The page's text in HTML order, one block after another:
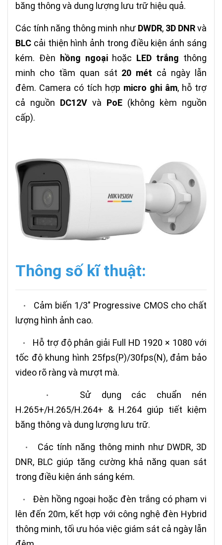
băng thông và dung lượng lưu trữ hiệu quả.
Các tính năng thông minh như DWDR, 3D DNRvà
BLC cải thiện hình ảnh trong điều kiện ánh sáng
kém. Đèn
hồng ngoạihoặc LED trắng thông
minh cho tầm quan sát 20 mét cả ngày lẫn
đêm. Camera có tích hợp micro ghi âm, hỗ trợ
cả nguồn DC12V và PoE (không kèm nguồn
cấp).
Thông số kĩ thuật:
• Cảm biến 1/3" Progressive CMOS cho chất
lượng hình ảnh cao.
• Hỗ trợ độ phân giải Full HD 1920 × 1080 với
tốc độ khung hình 25fps(P)/30fps(N), đảm bảo
video rõ ràng và mượt mà.
• Sử dụng các chuẩn nén
H.265+/H.265/H.264+ & H.264 giúp tiết kiệm
băng thông và dung lượng lưu trữ.
• Các tính năng thông minh như DWDR, 3D
DNR, BLC giúp tăng cường khả năng quan sát
trong điều kiện ánh sáng kém.
• Đèn hồng ngoại hoặc đèn trắng có phạm vi
lên đến 20m, kết hợp với công nghệ đèn Hybrid
thông minh, tối ưu hóa việc giám sát cả ngày lẫn